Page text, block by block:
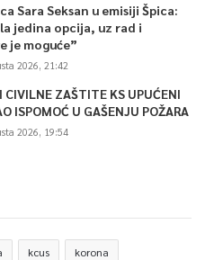
Sara Seksan u emisiji Špica:
jedina opcija, uz rad i
je moguće”
2026, 21:42
CIVILNE ZAŠTITE KS UPUĆENI
ISPOMOĆ U GAŠENJU POŽARA
2026, 19:54
kcus korona